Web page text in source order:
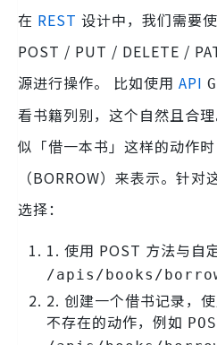
在 REST 设计中，我们需要
POST / PUT / DELETE /
源进行操作。 比如使用 API
看书籍列别，这个自然且合
似「借一本书」这样的动作
（BORROW）来表示。针
选择：
1. 使用 POST 方法与自
/apis/books/
2. 创建一个借书记录，
不存在的动作，例如